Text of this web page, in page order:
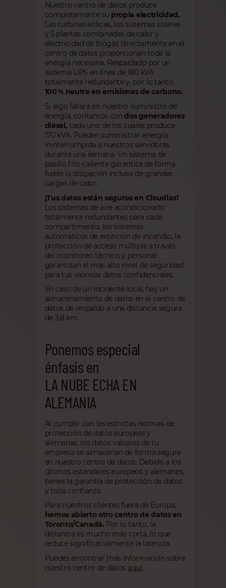
Nuestro centro de datos produce
completamente su propia electricidad.
Las turbinas eólicas, los sistemas solares
y 5 plantas combinadas de calor y
electricidad de biogás directamente en el
centro de datos proporcionan toda la
energía necesaria. Respaldado por un
sistema UPS en línea de 180 kVA
totalmente redundante y, por lo tanto,
100 % neutra en emisiones de carbono.
Si algo fallara en nuestro suministro de
energía, contamos con dos generadores
diésel, cada uno de los cuales produce
170 kVA. Pueden suministrar energía
ininterrumpida a nuestros servidores
durante una semana. Un sistema de
pasillo frío-caliente garantiza de forma
fiable la disipación incluso de grandes
cargas de calor.
¡Tus datos están seguros en Cloudiax!
Los sistemas de aire acondicionado
totalmente redundantes para cada
compartimento, los sistemas
automáticos de extinción de incendio, la
protección de acceso múltiple a través
del monitoreo técnico y personal
garantizan el más alto nivel de seguridad
para tus valiosos datos confidenciales.
En caso de un incidente local, hay un
almacenamiento de datos en el centro de
datos de respaldo a una distancia segura
de 3,8 km.
Ponemos especial
énfasis en
LA NUBE ECHA EN
ALEMANIA
Al cumplir con las estrictas normas de
protección de datos europeas y
alemanas, los datos valiosos de tu
empresa se almacenan de forma segura
en nuestro centro de datos. Debido a los
últimos estándares europeos y alemanes,
tienes la garantía de protección de datos
y toda confianza.
Para nuestros clientes fuera de Europa,
hemos abierto otro centro de datos en
Toronto/Canadá. Por lo tanto, la
distancia es mucho más corta, lo que
reduce significativamente la latencia.
Puedes encontrar más información sobre
nuestro centro de datos aquí.